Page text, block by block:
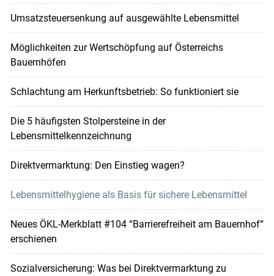
Umsatzsteuersenkung auf ausgewählte Lebensmittel
Möglichkeiten zur Wertschöpfung auf Österreichs
Bauernhöfen
Schlachtung am Herkunftsbetrieb: So funktioniert sie
Die 5 häufigsten Stolpersteine in der
Lebensmittelkennzeichnung
Direktvermarktung: Den Einstieg wagen?
Lebensmittelhygiene als Basis für sichere Lebensmittel
Neues ÖKL-Merkblatt #104 “Barrierefreiheit am Bauernhof“
erschienen
Sozialversicherung: Was bei Direktvermarktung zu